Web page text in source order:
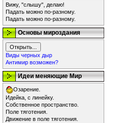
Вижу, "слышу", делаю!
Падать можно по-разному.
Падать можно по-разному.
Основы мироздания
Виды черных дыр
Антимир возможен?
Идеи меняющие Мир
Озарение.
Идейка, с линейку.
Собственное пространство.
Поле тяготения.
Движение в поле тяготения.